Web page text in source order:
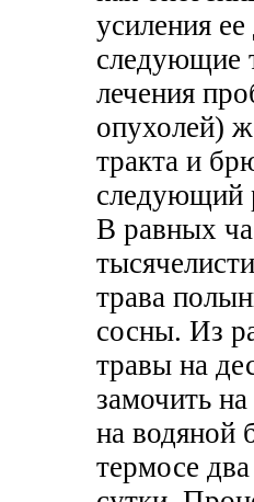
усиления
следующие
лечения
опухолей)
тракта и
следующий
В равных
трава
сосны. Из
травы на
замочить
на водяной
термосе